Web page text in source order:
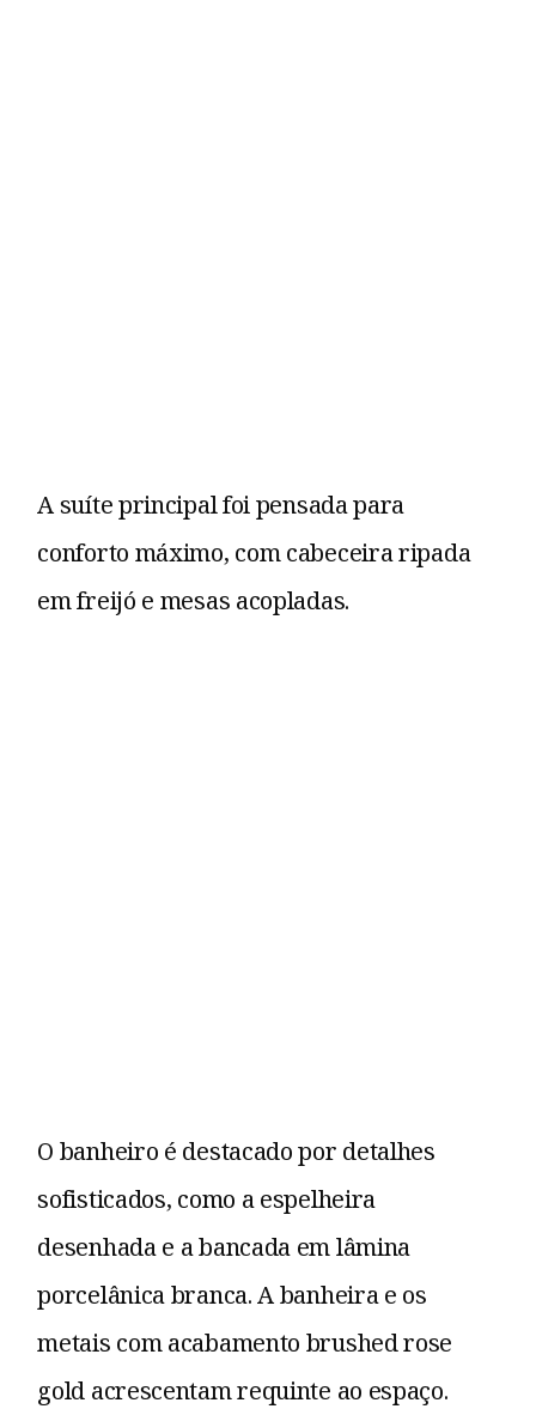
A suíte principal foi pensada para
conforto máximo, com cabeceira ripada
em freijó e mesas acopladas.
O banheiro é destacado por detalhes
sofisticados, como a espelheira
desenhada e a bancada em lâmina
porcelânica branca. A banheira e os
metais com acabamento brushed rose
gold acrescentam requinte ao espaço.